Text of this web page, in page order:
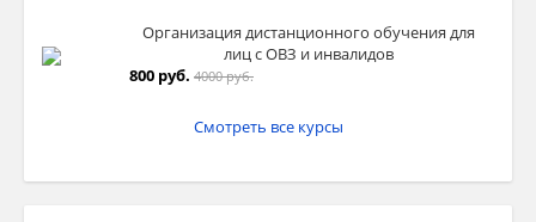
Организация дистанционного обучения для
лиц с ОВЗ и инвалидов
800 руб. 4000 руб.
Смотреть все курсы